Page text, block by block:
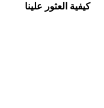
كيفية العثور علينا